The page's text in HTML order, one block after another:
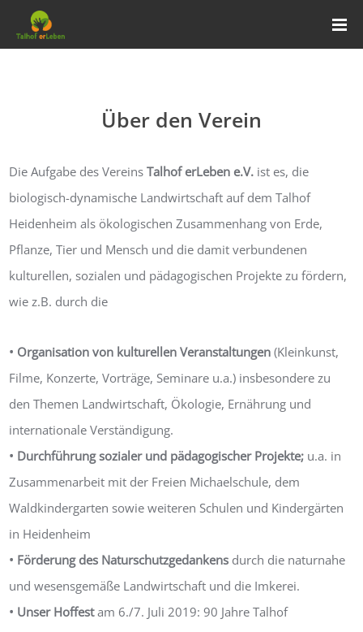
Über den Verein
Die Aufgabe des VereinsTalhof erLeben e.V. ist es, die
biologisch-dynamische Landwirtschaft auf dem Talhof
Heidenheim als ökologischen Zusammenhang von Erde,
Pflanze, Tier und Mensch und die damit verbundenen
kulturellen, sozialen und pädagogischen Projekte zu fördern,
wie z.B. durch die
• Organisation von kulturellen Veranstaltungen (Kleinkunst,
Filme, Konzerte, Vorträge, Seminare u.a.) insbesondere zu
den Themen Landwirtschaft, Ökologie, Ernährung und
internationale Verständigung.
• Durchführung sozialer und pädagogischer Projekte; u.a. in
Zusammenarbeit mit der Freien Michaelschule, dem
Waldkindergarten sowie weiteren Schulen und Kindergärten
in Heidenheim
• Förderung des Naturschutzgedankens durch die naturnahe
und wesensgemäße Landwirtschaft und die Imkerei.
• Unser Hoffestam 6./7. Juli 2019: 90 Jahre Talhof